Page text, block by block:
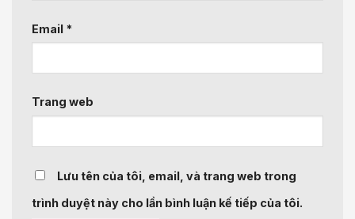
Email *
Trang web
Lưu tên của tôi, email, và trang web trong
trình duyệt này cho lần bình luận kế tiếp của tôi.